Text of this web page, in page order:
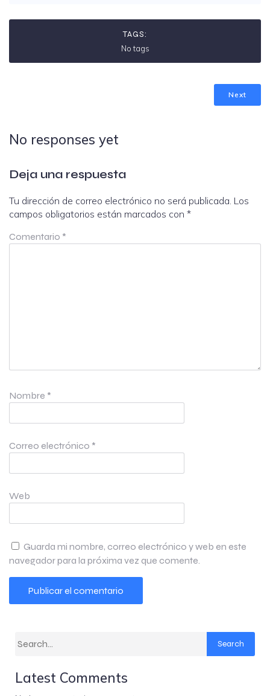
TAGS:
No tags
Next
No responses yet
Deja una respuesta
Tu dirección de correo electrónico no será publicada. Los
campos obligatorios están marcados con *
Comentario *
Nombre *
Correo electrónico *
Web
Guarda mi nombre, correo electrónico y web en este
navegador para la próxima vez que comente.
Search
Latest Comments